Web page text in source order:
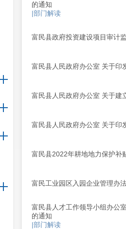
的通知
|部门解读
富民县政府投资建设项目审计
富民县人民政府办公室 关于印
富民县人民政府办公室 关于建
富民县人民政府办公室 关于印
富民县2022年耕地地力保护补
富民工业园区入园企业管理办法
富民县人才工作领导小组办公
的通知
|部门解读